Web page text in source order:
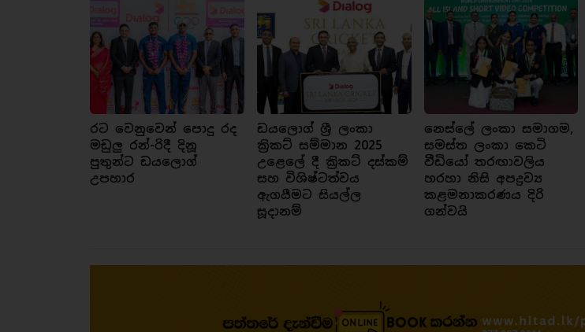
රට වෙනුවෙන් පොදු රද
මඩුලු රන්-රිදී දිනූ
පුතුන්ට ඩයලොග්
උපහාර
ඩයලොග් ශ්‍රී ලංකා
ක්‍රිකට් සම්මාන 2025
උළෙලේ දී ක්‍රිකට් දස්කම්
සහ විශිෂ්ටත්වය
ඇගයීමට සියල්ල
සූදානම්
නෙස්ලේ ලංකා සමාගම,
සමස්ත ලංකා කෙටි
වීඩියෝ තරඟාවලිය
හරහා නිසි අපද්‍රව්‍ය
කළමනාකරණය දිරි
ගන්වයි